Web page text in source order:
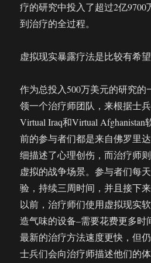
疗的研究中投入了超过2亿
到治疗的全过程。
虚拟现实暴露疗法是比较有希望
作为总投入500万美元的研究的
领一个治疗师团队，来根据士
Virtual Iraq和Virtual
前的参与者们都是来自佛罗里
细描述了心理创伤，而治疗师
虚拟的战争场景。参与者们每
验，持续三周时间，并且接下
以前，治疗师们使用虚拟现实
造气味的设备–需要花费更多时
最新的治疗方法速度更快，但
士兵们会向治疗师描述他们的